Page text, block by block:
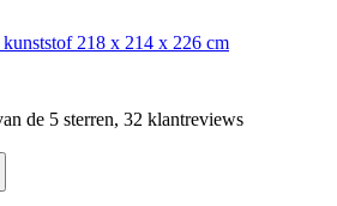
218 x 214 x 226 cm
de 5 sterren, 32 klantreviews